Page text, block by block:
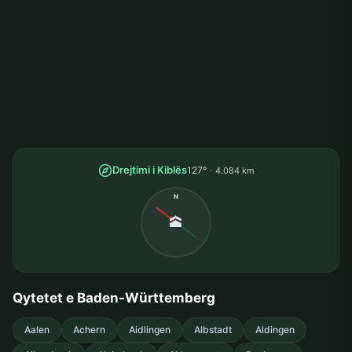
Drejtimi i Kiblës127° 4.084 km
N
🕋
Qytetet e Baden-Württemberg
Aalen Achern Aidlingen Albstadt Aldingen